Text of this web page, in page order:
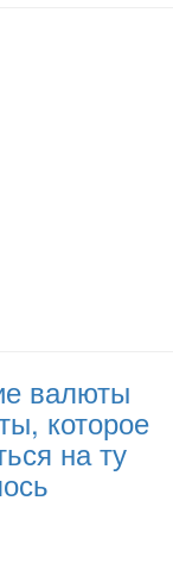
валюты
которое
на ту